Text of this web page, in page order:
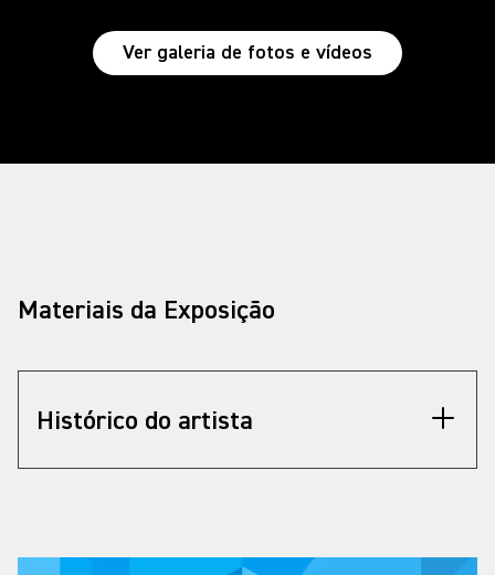
Ver galeria de fotos e vídeos
Materiais da Exposição
Histórico do artista